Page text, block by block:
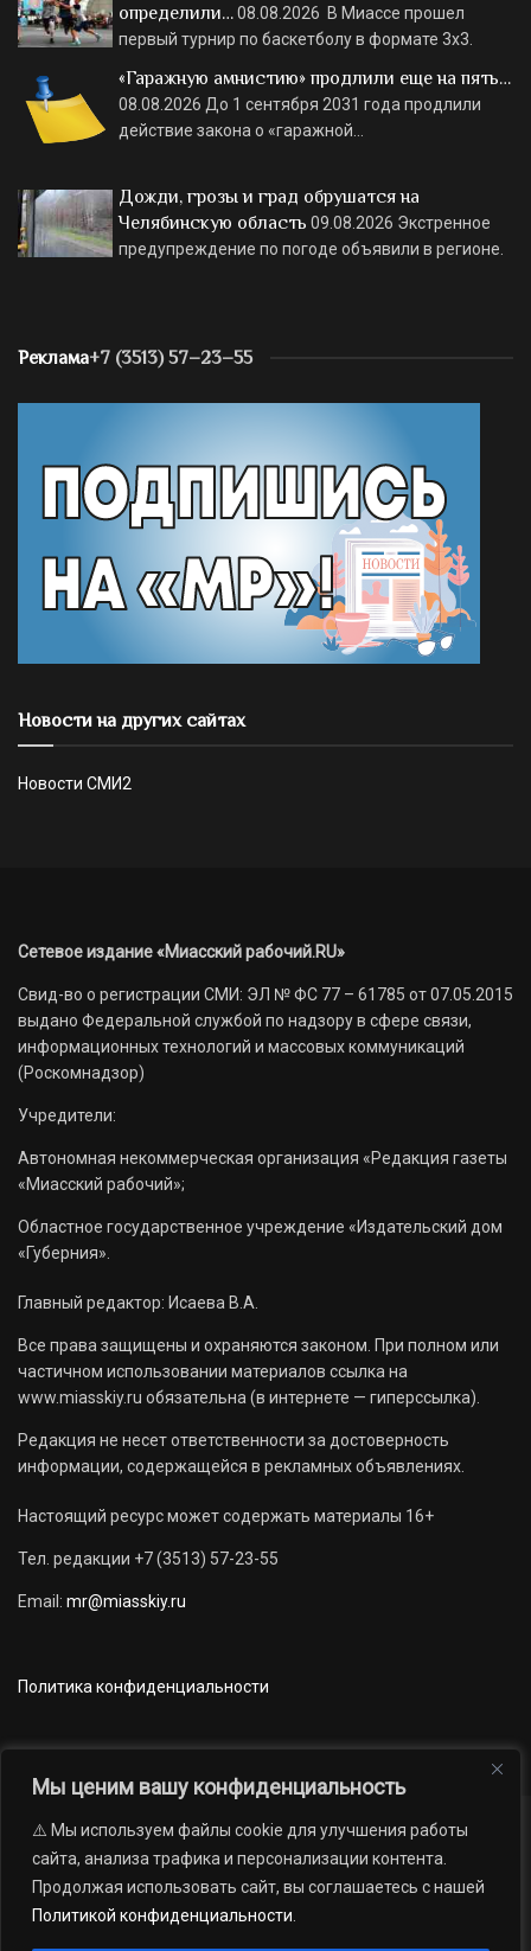
Мы ценим вашу конфиденциальность
⚠️ Мы используем файлы cookie для улучшения работы
сайта, анализа трафика и персонализации контента.
Продолжая использовать сайт, вы соглашаетесь с нашей
Политикой конфиденциальности
определили…08.08.2026 В Миассе прошел
первый турнир по баскетболу в формате 3х3.
«Гаражную амнистию» продлили еще на пять…
08.08.2026 До 1 сентября 2031 года продлили
действие закона о «гаражной…
Дожди, грозы и град обрушатся на
Челябинскую область 09.08.2026 Экстренное
предупреждение по погоде объявили в регионе.
Реклама+7 (3513) 57–23–55
Новости на других сайтах
Новости СМИ2
Сетевое издание «Миасский рабочий.RU»
Свид-во о регистрации СМИ: ЭЛ № ФС 77 – 61785 от 07.05.2015
выдано Федеральной службой по надзору в сфере связи,
информационных технологий и массовых коммуникаций
(Роскомнадзор)
Учредители:
Автономная некоммерческая организация «Редакция газеты
«Миасский рабочий»;
Областное государственное учреждение «Издательский дом
«Губерния».
Главный редактор: Исаева В.А.
Все права защищены и охраняются законом. При полном или
частичном использовании материалов ссылка на
www.miasskiy.ru обязательна (в интернете — гиперссылка).
Редакция не несет ответственности за достоверность
информации, содержащейся в рекламных объявлениях.
Настоящий ресурс может содержать материалы 16+
Тел. редакции +7 (3513) 57-23-55
Email: mr@miasskiy.ru
Политика конфиденциальности
Новости Наши проекты
Официально
АРХИВ
16+
газеты «Миасский рабочий»; Областное государственное учреждение